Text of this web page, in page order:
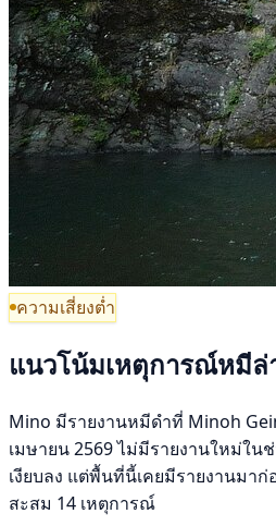
ความเสี่ยงต่ำ
แนวโน้มเหตุการณ์หมี
Mino มีรายงานหมีดำที่ Minoh
เมษายน 2569 ไม่มีรายงานใหม่ใน
เงียบลง แต่พื้นที่นี้เคยมีรายงานม
สะสม 14 เหตุการณ์